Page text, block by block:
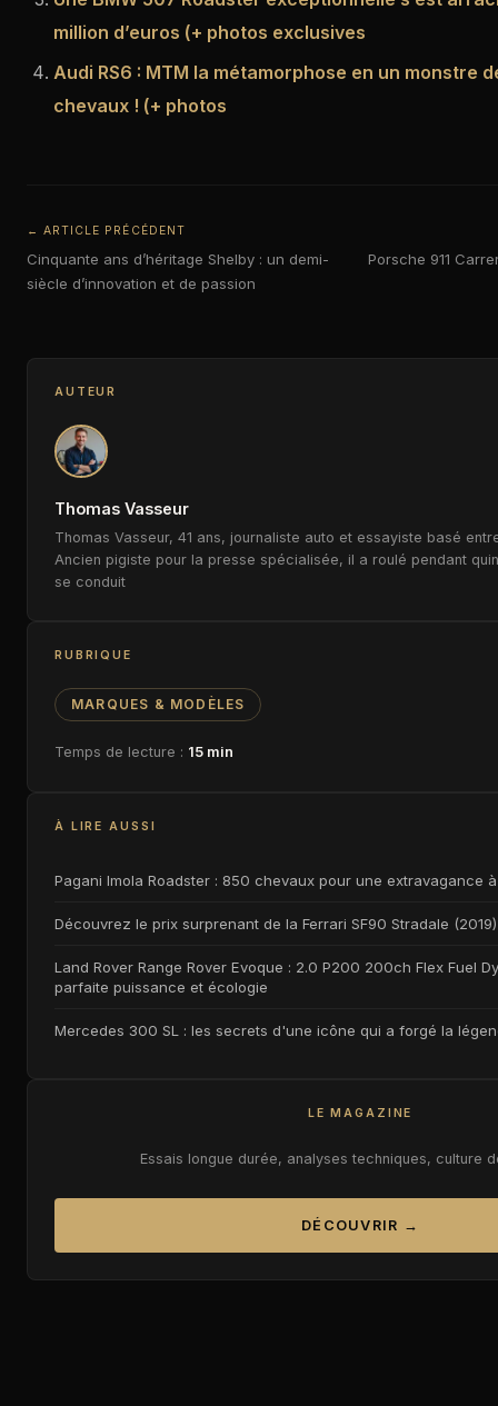
million d’euros (+ photos exclusives
Audi RS6 : MTM la métamorphose en un monstre
chevaux ! (+ photos
← ARTICLE PRÉCÉDENT
Cinquante ans d’héritage Shelby : un demi-
siècle d’innovation et de passion
Porsche 911
AUTEUR
Thomas Vasseur
Thomas Vasseur, 41 ans, journaliste auto et essayiste basé
Ancien pigiste pour la presse spécialisée, il a roulé pendant
se conduit
RUBRIQUE
MARQUES & MODÈLES
Temps de lecture : 15 min
À LIRE AUSSI
Pagani Imola Roadster : 850 chevaux pour une extravagance
Découvrez le prix surprenant de la Ferrari SF90 Stradale
Land Rover Range Rover Evoque : 2.0 P200 200ch Flex Fuel
parfaite puissance et écologie
Mercedes 300 SL : les secrets d'une icône qui a forgé la
LE MAGAZINE
Essais longue durée, analyses techniques, culture
DÉCOUVRIR →